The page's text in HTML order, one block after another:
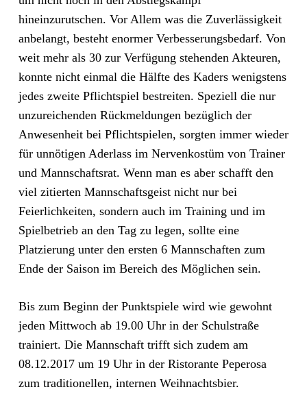
hineinzurutschen. Vor Allem was die Zuverlässigkeit
anbelangt, besteht enormer Verbesserungsbedarf. Von
weit mehr als 30 zur Verfügung stehenden Akteuren,
konnte nicht einmal die Hälfte des Kaders wenigstens
jedes zweite Pflichtspiel bestreiten. Speziell die nur
unzureichenden Rückmeldungen bezüglich der
Anwesenheit bei Pflichtspielen, sorgten immer wieder
für unnötigen Aderlass im Nervenkostüm von Trainer
und Mannschaftsrat. Wenn man es aber schafft den
viel zitierten Mannschaftsgeist nicht nur bei
Feierlichkeiten, sondern auch im Training und im
Spielbetrieb an den Tag zu legen, sollte eine
Platzierung unter den ersten 6 Mannschaften zum
Ende der Saison im Bereich des Möglichen sein.
Bis zum Beginn der Punktspiele wird wie gewohnt
jeden Mittwoch ab 19.00 Uhr in der Schulstraße
trainiert. Die Mannschaft trifft sich zudem am
08.12.2017 um 19 Uhr in der Ristorante Peperosa
zum traditionellen, internen Weihnachtsbier.